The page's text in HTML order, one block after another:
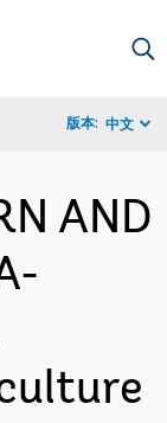
版本: 中文
AND